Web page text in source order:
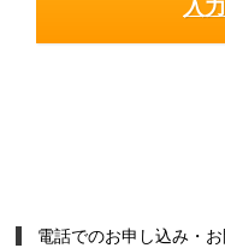
電話でのお申し込み・